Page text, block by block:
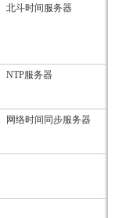
北斗时间服务器
NTP服务器
网络时间同步服务器